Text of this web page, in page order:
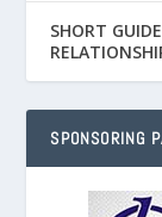
SHORT
SPONSORING